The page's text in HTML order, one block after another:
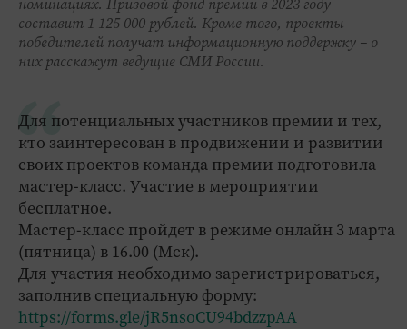
номинациях. Призовой фонд премии в 2023 году
составит 1 125 000 рублей. Кроме того, проекты
победителей получат информационную поддержку – о
них расскажут ведущие СМИ России.
Для потенциальных участников премии и тех,
кто заинтересован в продвижении и развитии
своих проектов команда премии подготовила
мастер-класс. Участие в мероприятии
бесплатное.
Мастер-класс пройдет в режиме онлайн 3 марта
(пятница) в 16.00 (Мск).
Для участия необходимо зарегистрироваться,
заполнив специальную форму:
https://forms.gle/jR5nsoCU94bdzzpAA